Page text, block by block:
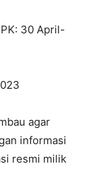
30 April-
agar
informasi
resmi milik